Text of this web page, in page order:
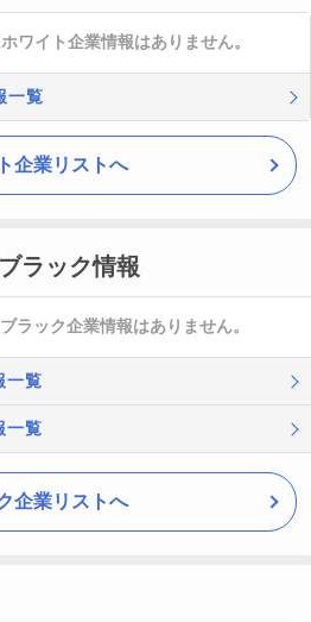
ワイト企業情報はありません。
一覧
企業リストへ
ラック情報
ラック企業情報はありません。
一覧
一覧
企業リストへ